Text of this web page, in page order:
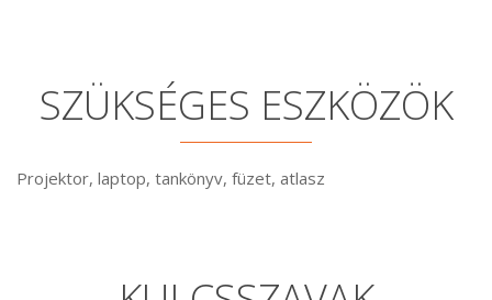
SZÜKSÉGES ESZKÖZÖK
Projektor, laptop, tankönyv, füzet, atlasz